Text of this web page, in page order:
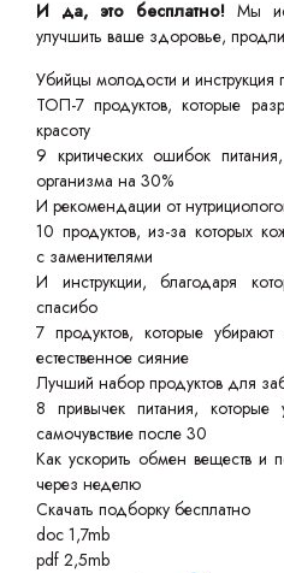
И да, это бесплатно! Мы
улучшить ваше здоровье,
Убийцы молодости и
ТОП-7 продуктов, которые
красоту
9 критических ошибок
организма на 30%
И рекомендации от
10 продуктов, из-за которых
с заменителями
И инструкции, благодаря
спасибо
7 продуктов, которые
естественное сияние
Лучший набор продуктов для
8 привычек питания,
самочувствие после 30
Как ускорить обмен веществ и
через неделю
Скачать подборку бесплатно
doc 1,7mb
pdf 2,5mb